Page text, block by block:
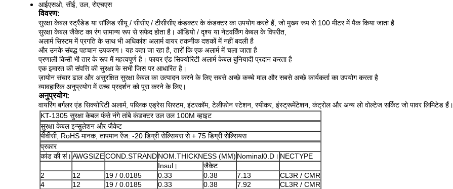
आईएसओ, सीई, उल, रोएचएस
विवरण:
सुरक्षा केबल स्ट्रैंडेड या सॉलिड सीयू / सीसीए / टीसीसीए कंडक्टर के कंडक्टर का उपयोग करते हैं, जो मुख्य रूप से 100 मीटर में पैक किया जाता है
सुरक्षा केबल जैकेट का रंग सामान्य रूप से सफेद होता है। ऑडियो / दृश्य या नेटवर्किंग केबल के विपरीत,
अलार्म सिस्टम में प्रगति के साथ भी अधिकांश अलार्म वायर तकनीक दशकों में नहीं बदली है
और उनके संबद्ध पहचान उपकरण। यह कहा जा रहा है, तारों कि एक अलार्म में चला जाता है
प्रणाली किसी भी तार के रूप में महत्वपूर्ण है। फायर एंड सिक्योरिटी अलार्म केबल बुनियादी प्रदान करता है
एक इमारत की संपत्ति की सुरक्षा के सभी जिस पर आधारित है।
ज़ायोन संचार ढाल और असुरक्षित सुरक्षा केबल का उत्पादन करने के लिए सबसे अच्छे कच्चे माल और सबसे अच्छे कार्यकर्ता का उपयोग करता है
व्यावहारिक अनुप्रयोग में उच्च प्रदर्शन को पूरा करने के लिए।
अनुप्रयोग:
वायरिंग बर्गलर एंड सिक्योरिटी अलार्म, पब्लिक एड्रेस सिस्टम, इंटरकॉम, टेलीफोन स्टेशन, स्पीकर, इंस्ट्रूमेंटेशन, कंट्रोल और अन्य लो वोल्टेज सर्किट जो पावर लिमिटेड हैं।
KT-1305 सुरक्षा केबल फंसे नंगे तांबे कंडक्टर उल उल 100M व्हाइट
सुरक्षा केबल इन्सुलेशन और जैकेट
पीवीसी, RoHS मानक, तापमान रेंज: -20 डिग्री सेल्सियस से + 75 डिग्री सेल्सियस
प्रकार
कांड की सं। AWGSIZECOND.STRANDNOM.THICKNESS (MM) Nominal0.D। NECTYPE
Insul।
जैकेट
2
12 19 / 0.0185 0.33 0.38 7.13
CL3R / CMR
4
12 19 / 0.0185 0.33 0.38 7.92
CL3R / CMR